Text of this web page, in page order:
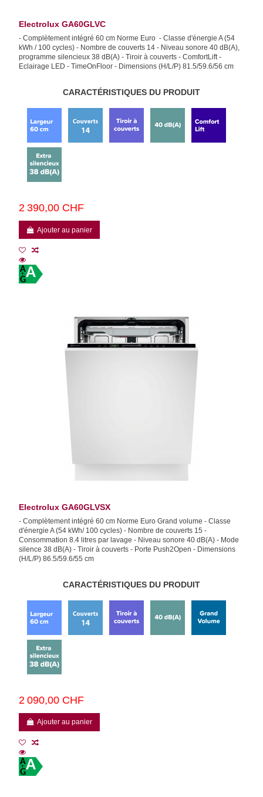
Electrolux GA60GLVC
- Complètement intégré 60 cm Norme Euro - Classe d'énergie A (54
kWh / 100 cycles) - Nombre de couverts 14 - Niveau sonore 40 dB(A),
programme silencieux 38 dB(A) - Tiroir à couverts - ComfortLift -
Eclairage LED - TimeOnFloor - Dimensions (H/L/P) 81.5/59.6/56 cm
CARACTÉRISTIQUES DU PRODUIT
2 390,00 CHF
Ajouter au panier
A
Electrolux GA60GLVSX
- Complètement intégré 60 cm Norme Euro Grand volume - Classe
d'énergie A (54 kWh/ 100 cycles) - Nombre de couverts 15 -
Consommation 8.4 litres par lavage - Niveau sonore 40 dB(A) - Mode
silence 38 dB(A) - Tiroir à couverts - Porte Push2Open - Dimensions
(H/L/P) 86.5/59.6/55 cm
CARACTÉRISTIQUES DU PRODUIT
2 090,00 CHF
Ajouter au panier
A